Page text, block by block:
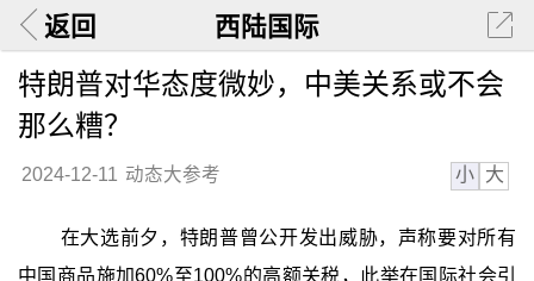
返回 西陆国际
特朗普对华态度微妙，中美关系或不会
那么糟？
2024-12-11 动态大参考 小 大
在大选前夕，特朗普曾公开发出威胁，声称要对所有
中国商品施加60%至100%的高额关税，此举在国际社会引